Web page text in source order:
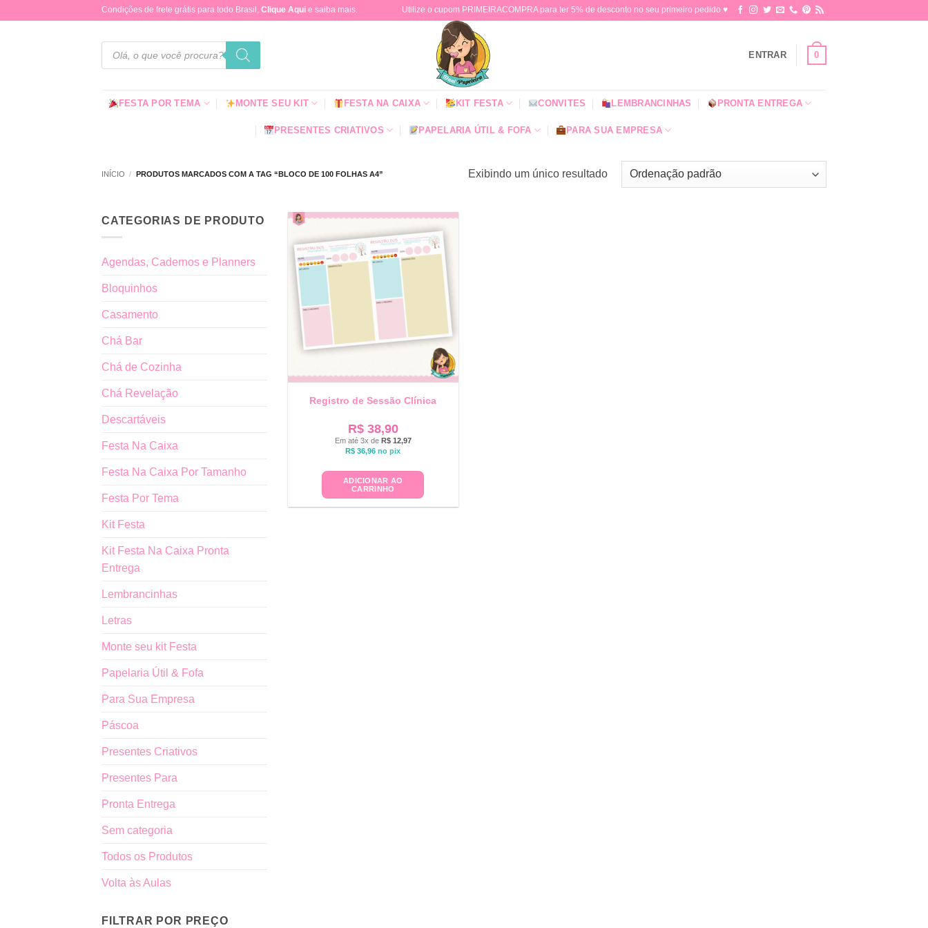
Condições de frete grátis para todo Brasil, Clique Aqui e saiba mais. Utilize o cupom PRIMEIRACOMPRA para ter 5% de desconto no seu primeiro pedido ♥​
Pesquisar
produtos
ENTRAR 0
FESTA POR TEMA MONTE SEU KIT FESTA NA CAIXA KIT FESTA CONVITES LEMBRANCINHAS PRONTA ENTREGA
PRESENTES CRIATIVOS PAPELARIA ÚTIL & FOFA PARA SUA EMPRESA
INÍCIO / PRODUTOS MARCADOS COM A TAG “BLOCO DE 100 FOLHAS A4” Exibindo um único resultado
CATEGORIAS DE PRODUTO
Agendas, Cadernos e Planners
Bloquinhos
Casamento
Chá Bar
Chá de Cozinha
Chá Revelação
Descartáveis
Festa Na Caixa
Festa Na Caixa Por Tamanho
Festa Por Tema
Kit Festa
Kit Festa Na Caixa Pronta
Entrega
Lembrancinhas
Letras
Monte seu kit Festa
Papelaria Útil & Fofa
Para Sua Empresa
Páscoa
Presentes Criativos
Presentes Para
Pronta Entrega
Sem categoria
Todos os Produtos
Volta às Aulas
FILTRAR POR PREÇO
Registro de Sessão Clínica
R$38,90
Em até 3x de R$12,97
R$ 36,96 no pix
ADICIONAR AO
CARRINHO